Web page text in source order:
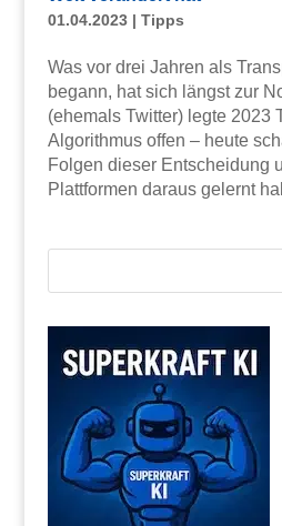
01.04.2023| Tipps
Was vor drei Jahren als
begann, hat sich längst zur
(ehemals Twitter) legte 2023
Algorithmus offen – heute
Folgen dieser Entscheidung
Plattformen daraus gelernt